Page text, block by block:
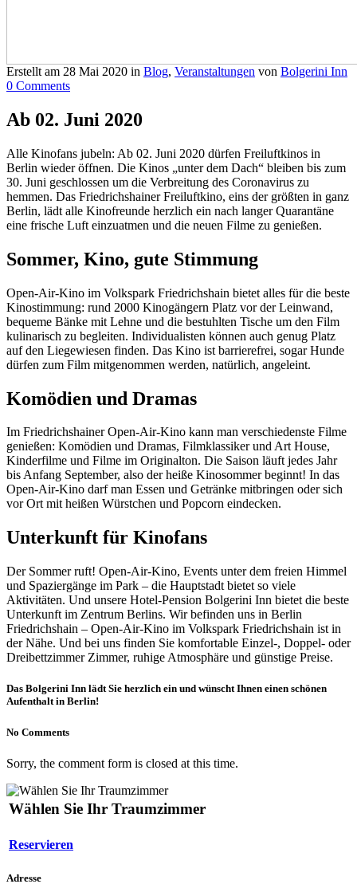
Erstellt am 28 Mai 2020 in Blog, Veranstaltungen von Bolgerini Inn
0 Comments
Ab 02. Juni 2020
Alle Kinofans jubeln: Ab 02. Juni 2020 dürfen Freiluftkinos in
Berlin wieder öffnen. Die Kinos „unter dem Dach“ bleiben bis zum
30. Juni geschlossen um die Verbreitung des Coronavirus zu
hemmen. Das Friedrichshainer Freiluftkino, eins der größten in ganz
Berlin, lädt alle Kinofreunde herzlich ein nach langer Quarantäne
eine frische Luft einzuatmen und die neuen Filme zu genießen.
Sommer, Kino, gute Stimmung
Open-Air-Kino im Volkspark Friedrichshain bietet alles für die beste
Kinostimmung: rund 2000 Kinogängern Platz vor der Leinwand,
bequeme Bänke mit Lehne und die bestuhlten Tische um den Film
kulinarisch zu begleiten. Individualisten können auch genug Platz
auf den Liegewiesen finden. Das Kino ist barrierefrei, sogar Hunde
dürfen zum Film mitgenommen werden, natürlich, angeleint.
Komödien und Dramas
Im Friedrichshainer Open-Air-Kino kann man verschiedenste Filme
genießen: Komödien und Dramas, Filmklassiker und Art House,
Kinderfilme und Filme im Originalton. Die Saison läuft jedes Jahr
bis Anfang September, also der heiße Kinosommer beginnt! In das
Open-Air-Kino darf man Essen und Getränke mitbringen oder sich
vor Ort mit heißen Würstchen und Popcorn eindecken.
Unterkunft für Kinofans
Der Sommer ruft! Open-Air-Kino, Events unter dem freien Himmel
und Spaziergänge im Park – die Hauptstadt bietet so viele
Aktivitäten. Und unsere Hotel-Pension Bolgerini Inn bietet die beste
Unterkunft im Zentrum Berlins. Wir befinden uns in Berlin
Friedrichshain – Open-Air-Kino im Volkspark Friedrichshain ist in
der Nähe. Und bei uns finden Sie komfortable Einzel-, Doppel- oder
Dreibettzimmer Zimmer, ruhige Atmosphäre und günstige Preise.
Das Bolgerini Inn lädt Sie herzlich ein und wünscht Ihnen einen schönen
Aufenthalt in Berlin!
No Comments
Sorry, the comment form is closed at this time.
Wählen Sie Ihr Traumzimmer
Reservieren
Adresse